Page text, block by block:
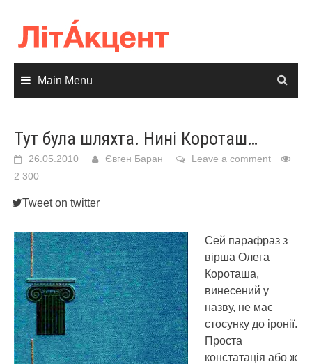
content
Main Menu
Тут була шляхта. Нині Короташ…
26.05.2010 Євген Баран
Leave a comment
2 300
Tweet on twitter
Сей парафраз з
вірша Олега
Короташа,
винесений у
назву, не має
стосунку до іронії.
Проста
констатація або ж